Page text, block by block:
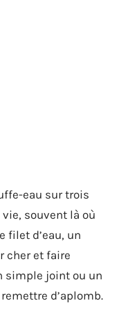
eau sur trois
souvent là où
filet d’eau, un
cher et faire
simple joint ou un
d’aplomb.